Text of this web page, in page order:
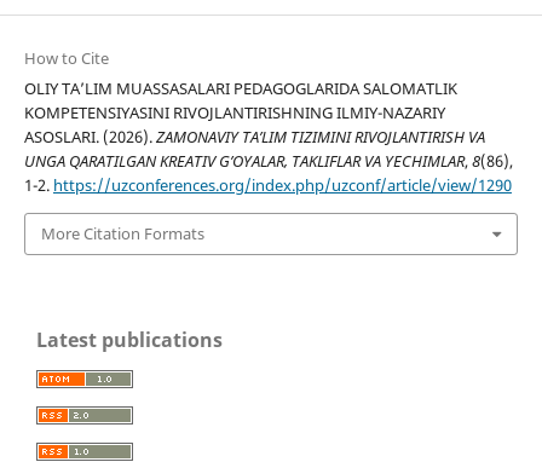
How to Cite
OLIY TA’LIM MUASSASALARI PEDAGOGLARIDA SALOMATLIK
KOMPETENSIYASINI RIVOJLANTIRISHNING ILMIY-NAZARIY
ASOSLARI. (2026).ZAMONAVIY TA’LIM TIZIMINI RIVOJLANTIRISH VA
UNGA QARATILGAN KREATIV G’OYALAR, TAKLIFLAR VA YECHIMLAR,8(86),
1-2. https://uzconferences.org/index.php/uzconf/article/view/1290
More Citation Formats
Latest publications